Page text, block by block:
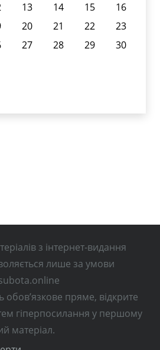
13 14 15
16
20 21 22
23
27 28 29
30
з інтернет-видання
лише за умови
обов’язкове пряме, відкрите
гіперпосилання у першому
матеріал.